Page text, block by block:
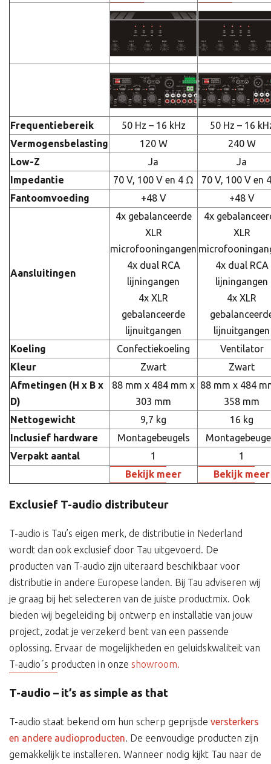
Frequentiebereik 50 Hz – 16 kHz
50 Hz – 16
Vermogensbelasting
120 W
240 W
Low-Z
Ja
Ja
Impedantie
70 V, 100 V en 4 Ω
70 V, 100 V en
Fantoomvoeding
+48 V +48 V
Aansluitingen
4x gebalanceerde
XLR
microfooningangen
4x dual RCA
lijningangen
4x XLR
gebalanceerde
lijnuitgangen
4x
XLR
4x dual RCA
lijningangen
4x XLR
lijnuitgangen
Koeling
Confectiekoeling
Ventilator
Kleur
Zwart
Zwart
Afmetingen (H x B x
D)
88 mm x 484 mm x
303 mm
88 mm x 484
358 mm
Nettogewicht
9,7 kg
16 kg
Inclusief hardware
Montagebeugels
Verpakt aantal
1
1
Bekijk meer
Bekijk meer
Exclusief T-audio distributeur
T-audio is Tau’s eigen merk, de distributie in Nederland
wordt dan ook exclusief door Tau uitgevoerd. De
producten van T-audio zijn uiteraard beschikbaar voor
distributie in andere Europese landen. Bij Tau adviseren wij
je graag bij het selecteren van de juiste productmix. Ook
bieden wij begeleiding bij ontwerp en installatie van jouw
project, zodat je verzekerd bent van een passende
oplossing. Ervaar de mogelijkheden en geluidskwaliteit van
T-audio´s producten in onze showroom.
T-audio – it’s as simple as that
T-audio staat bekend om hun scherp geprijsde versterkers
en andere audioproducten. De eenvoudige producten zijn
gemakkelijk te installeren. Wanneer nodig kijkt Tau naar de